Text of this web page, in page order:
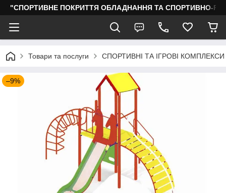
"СПОРТИВНЕ ПОКРИТТЯ ОБЛАДНАННЯ ТА СПОРТИВНО-
Товари та послуги СПОРТИВНІ ТА ІГРОВІ
–9%